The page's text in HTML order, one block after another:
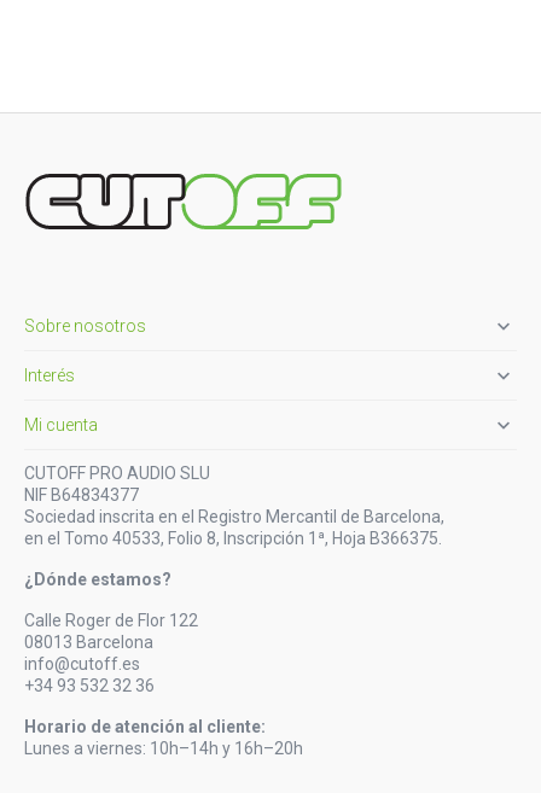
Sobre nosotros 
Interés 
Mi cuenta 
CUTOFF PRO AUDIO SLU
NIF B64834377
Sociedad inscrita en el Registro Mercantil de Barcelona,
en el Tomo 40533, Folio 8, Inscripción 1ª, Hoja B366375.
¿Dónde estamos?
Calle Roger de Flor 122
08013 Barcelona
info@cutoff.es
+34 93 532 32 36
Horario de atención al cliente:
Lunes a viernes: 10h–14h y 16h–20h